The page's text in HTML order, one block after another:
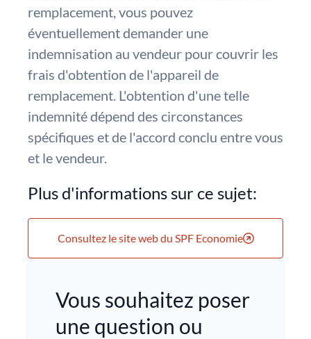
remplacement, vous pouvez
éventuellement demander une
indemnisation au vendeur pour couvrir les
frais d'obtention de l'appareil de
remplacement. L'obtention d'une telle
indemnité dépend des circonstances
spécifiques et de l'accord conclu entre vous
et le vendeur.
Plus d'informations sur ce sujet:
Consultez le site web du SPF Economie
Vous souhaitez poser
une question ou